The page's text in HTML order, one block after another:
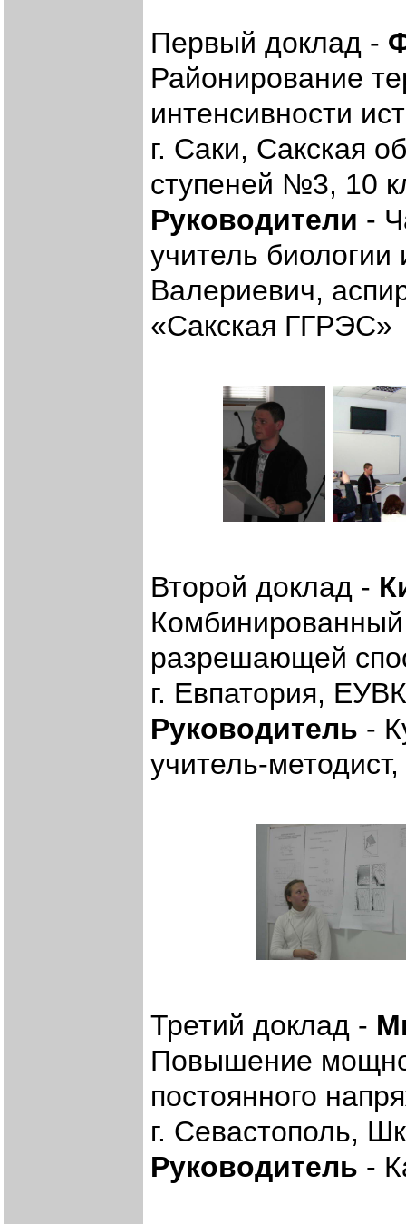
Первый доклад -
Районирование
интенсивности
г. Саки, Сакская
ступеней №3, 10
Руководители -
учитель
Валериевич,
«Сакская ГГРЭС»
Второй доклад -
разрешающей
г. Евпатория,
Руководитель -
учитель-
Третий доклад -
Повышение
постоянного
г. Севастополь,
Руководитель -